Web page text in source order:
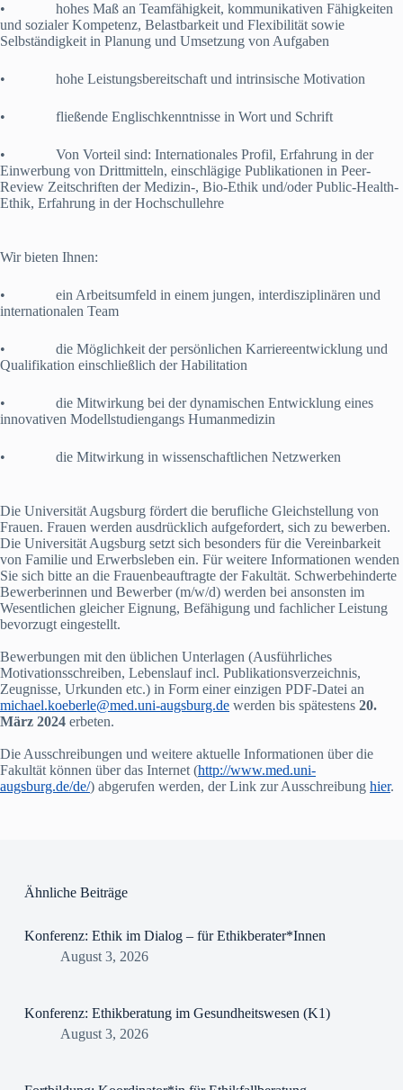
• hohes Maß an Teamfähigkeit, kommunikativen Fähigkeiten
und sozialer Kompetenz, Belastbarkeit und Flexibilität sowie
Selbständigkeit in Planung und Umsetzung von Aufgaben
• hohe Leistungsbereitschaft und intrinsische Motivation
• fließende Englischkenntnisse in Wort und Schrift
• Von Vorteil sind: Internationales Profil, Erfahrung in der
Einwerbung von Drittmitteln, einschlägige Publikationen in Peer-
Review Zeitschriften der Medizin-, Bio-Ethik und/oder Public-Health-
Ethik, Erfahrung in der Hochschullehre
Wir bieten Ihnen:
• ein Arbeitsumfeld in einem jungen, interdisziplinären und
internationalen Team
• die Möglichkeit der persönlichen Karriereentwicklung und
Qualifikation einschließlich der Habilitation
• die Mitwirkung bei der dynamischen Entwicklung eines
innovativen Modellstudiengangs Humanmedizin
• die Mitwirkung in wissenschaftlichen Netzwerken
Die Universität Augsburg fördert die berufliche Gleichstellung von
Frauen. Frauen werden ausdrücklich aufgefordert, sich zu bewerben.
Die Universität Augsburg setzt sich besonders für die Vereinbarkeit
von Familie und Erwerbsleben ein. Für weitere Informationen wenden
Sie sich bitte an die Frauenbeauftragte der Fakultät. Schwerbehinderte
Bewerberinnen und Bewerber (m/w/d) werden bei ansonsten im
Wesentlichen gleicher Eignung, Befähigung und fachlicher Leistung
bevorzugt eingestellt.
Bewerbungen mit den üblichen Unterlagen (Ausführliches
Motivationsschreiben, Lebenslauf incl. Publikationsverzeichnis,
Zeugnisse, Urkunden etc.) in Form einer einzigen PDF-Datei an
michael.koeberle@med.uni-augsburg.de werden bis spätestens 20.
März 2024 erbeten.
Die Ausschreibungen und weitere aktuelle Informationen über die
Fakultät können über das Internet (http://www.med.uni-
augsburg.de/de/) abgerufen werden, der Link zur Ausschreibung hier.
Ähnliche Beiträge
Konferenz: Ethik im Dialog – für Ethikberater*Innen
August 3, 2026
Konferenz: Ethikberatung im Gesundheitswesen (K1)
August 3, 2026